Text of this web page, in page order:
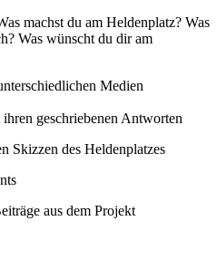
machst du am Heldenplatz? Was
Was wünscht du dir am
Medien
geschriebenen Antworten
Skizzen des Heldenplatzes
aus dem Projekt